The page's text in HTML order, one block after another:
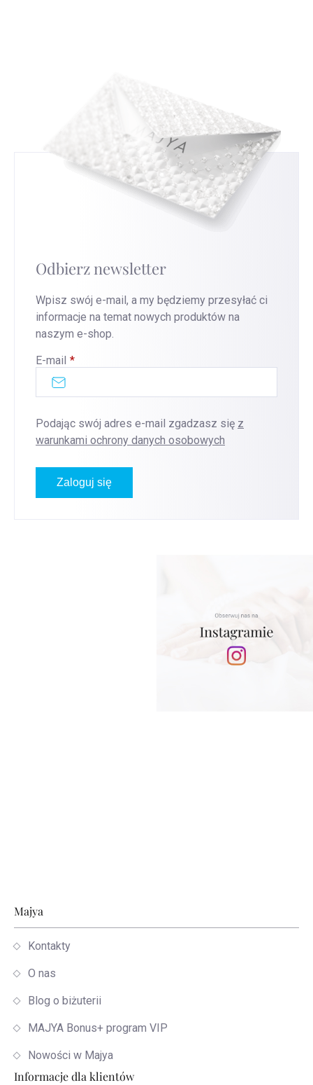
Odbierz newsletter
Wpisz swój e-mail, a my będziemy przesyłać ci
informacje na temat nowych produktów na
naszym e-shop.
E-mail
Podając swój adres e-mail zgadzasz się z
warunkami ochrony danych osobowych
Zaloguj się
Stopka
Majya
Kontakty
O nas
Blog o biżuterii
MAJYA Bonus+ program VIP
Nowości w Majya
Informacje dla klientów